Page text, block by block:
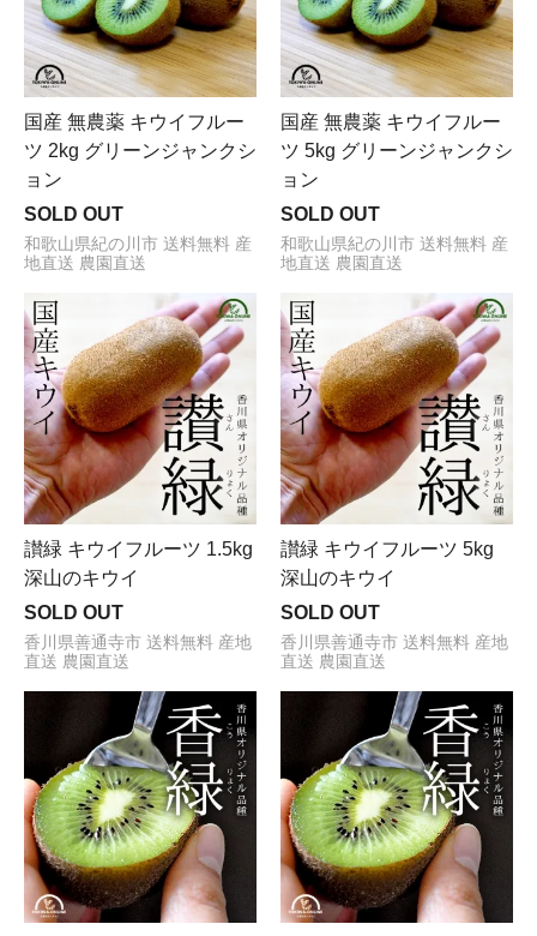
国産 無農薬 キウイフルー
ツ 2kg グリーンジャンクシ
ョン
SOLD OUT
和歌山県紀の川市 送料無料 産
地直送 農園直送
国産 無農薬 キウイフルー
ツ 5kg グリーンジャンクシ
ョン
SOLD OUT
和歌山県紀の川市 送料無料 産
地直送 農園直送
讃緑 キウイフルーツ 1.5kg
深山のキウイ
SOLD OUT
香川県善通寺市 送料無料 産地
直送 農園直送
讃緑 キウイフルーツ 5kg
深山のキウイ
SOLD OUT
香川県善通寺市 送料無料 産地
直送 農園直送